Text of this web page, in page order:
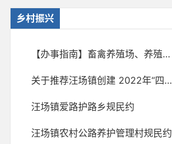
乡村振兴
【办事指南】畜禽养殖场、养殖小区备案
关于推荐汪场镇创建 2022年“四好农村路”省级示范乡镇的公示
汪场镇爱路护路乡规民约
汪场镇农村公路养护管理村规民约